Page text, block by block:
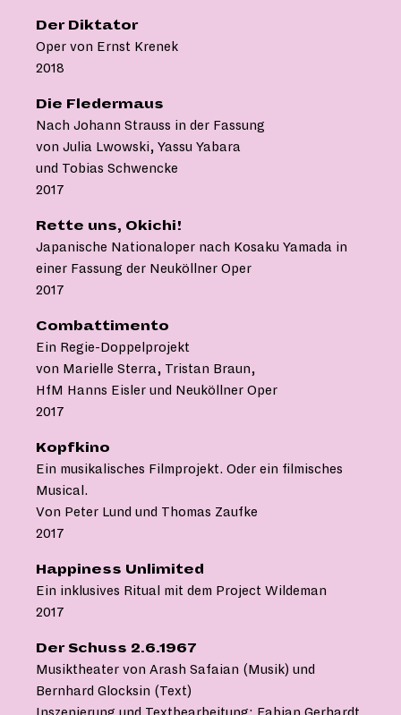
Der Diktator
Oper von Ernst Krenek
2018
Die Fledermaus
Nach Johann Strauss in der Fassung
von Julia Lwowski, Yassu Yabara
und Tobias Schwencke
2017
Rette uns, Okichi!
Japanische Nationaloper nach Kosaku Yamada in
einer Fassung der Neuköllner Oper
2017
Combattimento
Ein Regie-Doppelprojekt
von Marielle Sterra, Tristan Braun,
HfM Hanns Eisler und Neuköllner Oper
2017
Kopfkino
Ein musikalisches Filmprojekt. Oder ein filmisches
Musical.
Von Peter Lund und Thomas Zaufke
2017
Happiness Unlimited
Ein inklusives Ritual mit dem Project Wildeman
2017
Der Schuss 2.6.1967
Musiktheater von Arash Safaian (Musik) und
Bernhard Glocksin (Text)